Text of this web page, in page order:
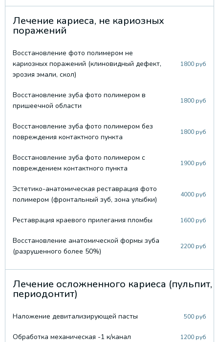
Лечение кариеса, не кариозных
поражений
Восстановление фото полимером не
кариозных поражений (клиновидный дефект,
эрозия эмали, скол)
1800 руб
Восстановление зуба фото полимером в
пришеечной области
1800 руб
Восстановление зуба фото полимером без
повреждения контактного пункта
1800 руб
Восстановление зуба фото полимером с
повреждением контактного пункта
1900 руб
Эстетико-анатомическая реставрация фото
полимером (фронтальный зуб, зона улыбки)
4000 руб
Реставрация краевого прилегания пломбы 1600 руб
Восстановление анатомической формы зуба
(разрушенного более 50%)
2200 руб
Лечение осложненного кариеса (пульпит,
периодонтит)
Наложение девитализирующей пасты 500 руб
Обработка механическая -1 к/канал 1200 руб